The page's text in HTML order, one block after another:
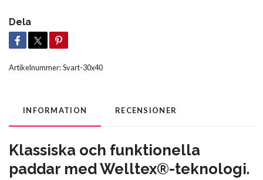
Dela
Artikelnummer:Svart-30x40
INFORMATION RECENSIONER
Klassiska och funktionella
paddar med Welltex®-teknologi.